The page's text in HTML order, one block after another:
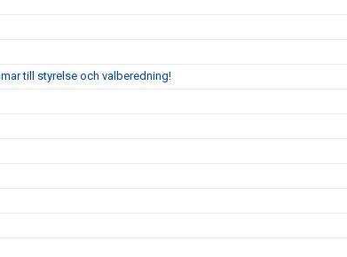
till styrelse och valberedning!